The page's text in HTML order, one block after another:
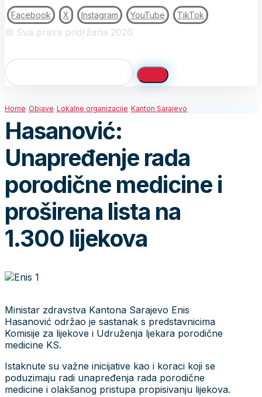
Facebook X Instagram YouTube TikTok
© Sva prava pridržana 2026
Home Objave Lokalne organizacije Kanton Sarajevo
Hasanović:
Unapređenje rada
porodične medicine i
proširena lista na
1.300 lijekova
Ministar zdravstva Kantona Sarajevo Enis
Hasanović održao je sastanak s predstavnicima
Komisije za lijekove i Udruženja ljekara porodične
medicine KS.
Istaknute su važne inicijative kao i koraci koji se
poduzimaju radi unapređenja rada porodične
medicine i olakšanog pristupa propisivanju lijekova.